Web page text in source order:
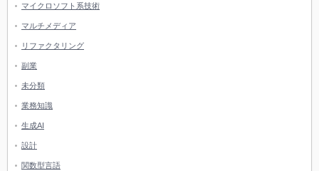
マイクロソフト系技術
マルチメディア
リファクタリング
副業
未分類
業務知識
生成AI
設計
関数型言語